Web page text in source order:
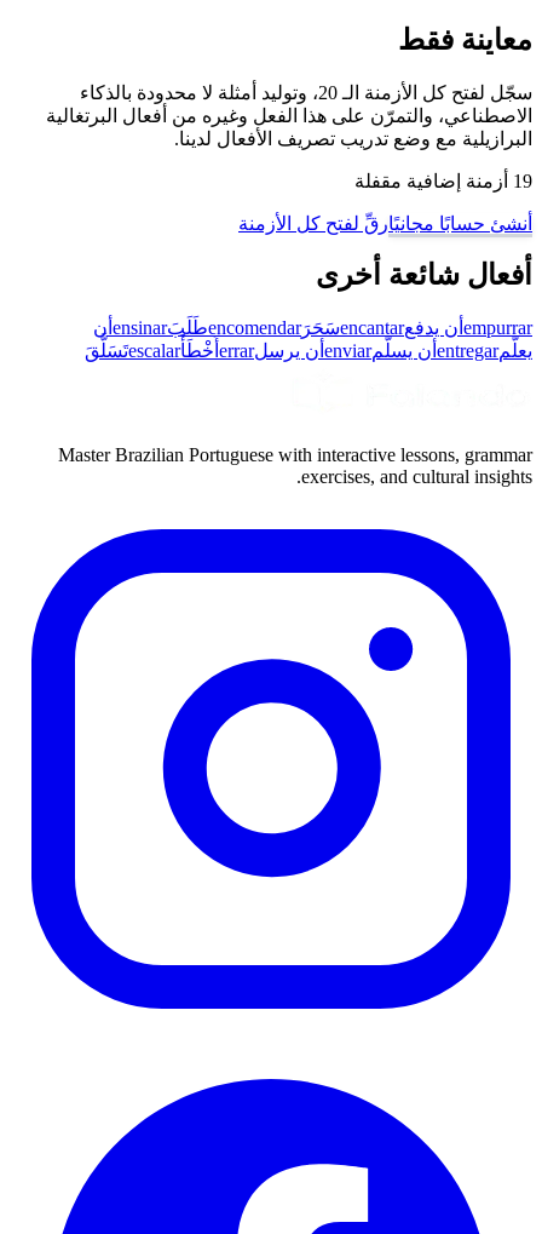
معاينة فقط
سجّل لفتح كل الأزمنة الـ 20، وتوليد أمثلة لا محدودة بالذكاء
الاصطناعي، والتمرّن على هذا الفعل وغيره من أفعال البرتغالية
البرازيلية مع وضع تدريب تصريف الأفعال لدينا.
19 أزمنة إضافية مقفلة
أنشئ حسابًا مجانيًارقِّ لفتح كل الأزمنة
أفعال شائعة أخرى
empurrar أن يدفعencantarسَحَرَencomendarطَلَبَensinar أن
يعلّمentregar أن يسلّمenviar أن يرسلerrar أَخْطَأَescalarتَسَلَّقَ
Master Brazilian Portuguese with interactive lessons, grammar
exercises, and cultural insights.